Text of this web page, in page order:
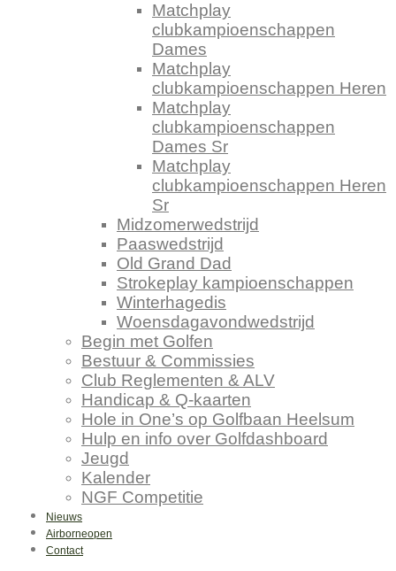
Matchplay
clubkampioenschappen
Dames
Matchplay
clubkampioenschappen Heren
Matchplay
clubkampioenschappen
Dames Sr
Matchplay
clubkampioenschappen Heren
Sr
Midzomerwedstrijd
Paaswedstrijd
Old Grand Dad
Strokeplay kampioenschappen
Winterhagedis
Woensdagavondwedstrijd
Begin met Golfen
Bestuur & Commissies
Club Reglementen & ALV
Handicap & Q-kaarten
Hole in One’s op Golfbaan Heelsum
Hulp en info over Golfdashboard
Jeugd
Kalender
NGF Competitie
Nieuws
Airborneopen
Contact